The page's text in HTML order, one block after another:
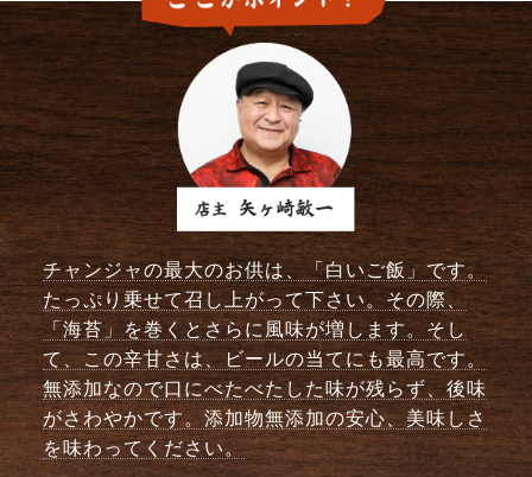
チャンジャの最大のお供は、「白いご飯」です。
たっぷり乗せて召し上がって下さい。その際、
「海苔」を巻くとさらに風味が増します。そし
て、この辛甘さは、ビールの当てにも最高です。
無添加なので口にべたべたした味が残らず、後味
がさわやかです。添加物無添加の安心、美味しさ
を味わってください。